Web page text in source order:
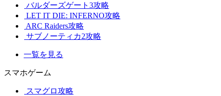
バルダーズゲート3攻略
LET IT DIE: INFERNO攻略
ARC Raiders攻略
サブノーティカ2攻略
一覧を見る
スマホゲーム
スマグロ攻略